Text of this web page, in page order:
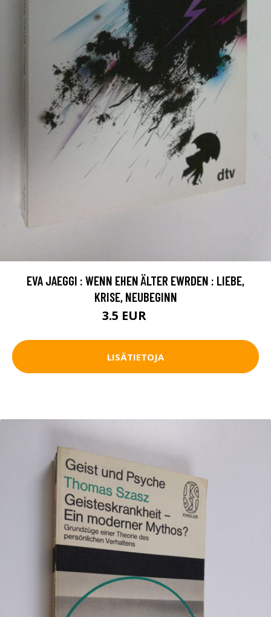
EVA JAEGGI : WENN EHEN ÄLTER EWRDEN : LIEBE,
KRISE, NEUBEGINN
3.5 EUR
LISÄTIETOJA